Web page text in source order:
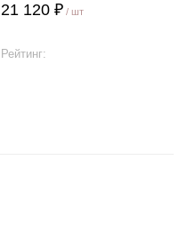
21 120 ₽ / шт
Рейтинг: